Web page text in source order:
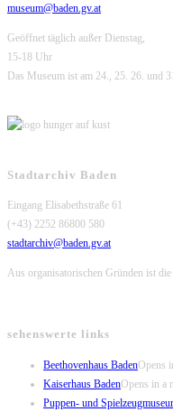
museum@baden.gv.at
Geöffnet täglich außer Dienstag,
15-18 Uhr
Das Museum ist am 24., 25. 26. und
Stadtarchiv Baden
Eingang Elisabethstraße 61
(+43) 2252 86800 580
stadtarchiv@baden.gv.at
Aus organisatorischen Gründen ist
sehenswerte links
Beethovenhaus BadenOpens
Kaiserhaus BadenOpens in a
Puppen- und